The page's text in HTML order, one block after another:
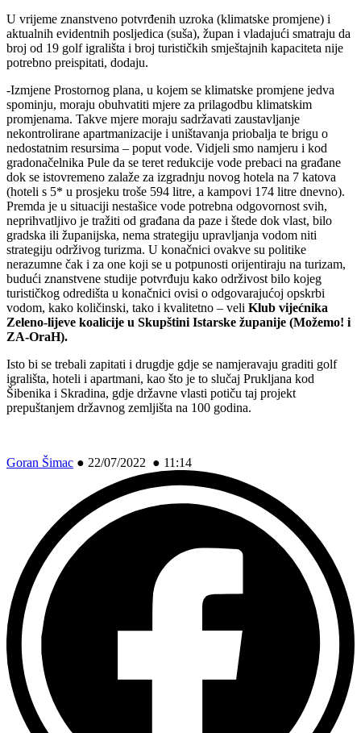
U vrijeme znanstveno potvrđenih uzroka (klimatske promjene) i
aktualnih evidentnih posljedica (suša), župan i vladajući smatraju da
broj od 19 golf igrališta i broj turističkih smještajnih kapaciteta nije
potrebno preispitati, dodaju.
-Izmjene Prostornog plana, u kojem se klimatske promjene jedva
spominju, moraju obuhvatiti mjere za prilagodbu klimatskim
promjenama. Takve mjere moraju sadržavati zaustavljanje
nekontrolirane apartmanizacije i uništavanja priobalja te brigu o
nedostatnim resursima – poput vode. Vidjeli smo namjeru i kod
gradonačelnika Pule da se teret redukcije vode prebaci na građane
dok se istovremeno zalaže za izgradnju novog hotela na 7 katova
(hoteli s 5* u prosjeku troše 594 litre, a kampovi 174 litre dnevno).
Premda je u situaciji nestašice vode potrebna odgovornost svih,
neprihvatljivo je tražiti od građana da paze i štede dok vlast, bilo
gradska ili županijska, nema strategiju upravljanja vodom niti
strategiju održivog turizma. U konačnici ovakve su politike
nerazumne čak i za one koji se u potpunosti orijentiraju na turizam,
budući znanstvene studije potvrđuju kako održivost bilo kojeg
turističkog odredišta u konačnici ovisi o odgovarajućoj opskrbi
vodom, kako količinski, tako i kvalitetno – veli Klub vijećnika
Zeleno-lijeve koalicije u Skupštini Istarske županije (Možemo! i
ZA-OraH).
Isto bi se trebali zapitati i drugdje gdje se namjeravaju graditi golf
igrališta, hoteli i apartmani, kao što je to slučaj Prukljana kod
Šibenika i Skradina, gdje državne vlasti potiču taj projekt
prepuštanjem državnog zemljišta na 100 godina.
Goran Šimac ● 22/07/2022 ● 11:14